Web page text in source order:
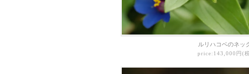
ルリハコベのネッ
price:143,000円(